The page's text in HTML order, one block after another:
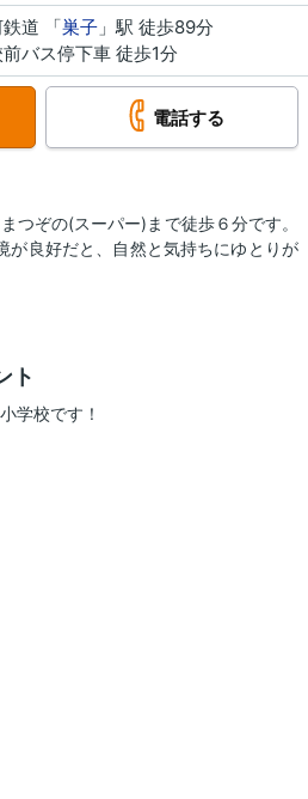
道 「巣子 」駅 徒歩89分
バス停下車 徒歩1分
電話する
つぞの(スーパー)まで徒歩６分です。
が良好だと、自然と気持ちにゆとりが
ト
学校です！